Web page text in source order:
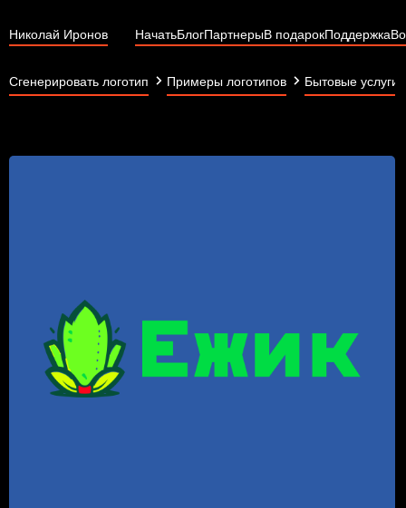
Николай Иронов НачатьБлогПартнерыВ подарокПоддержка
Сгенерировать логотип Примеры логотипов Бытовые услуги